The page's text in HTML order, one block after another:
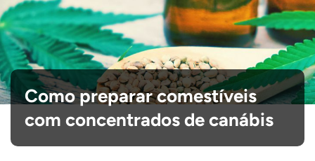
Como preparar comestíveis
com concentrados de canábis